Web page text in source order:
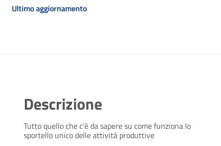
Ultimo aggiornamento
Descrizione
Tutto quello che c'è da sapere su come funziona lo
sportello unico delle attività produttive